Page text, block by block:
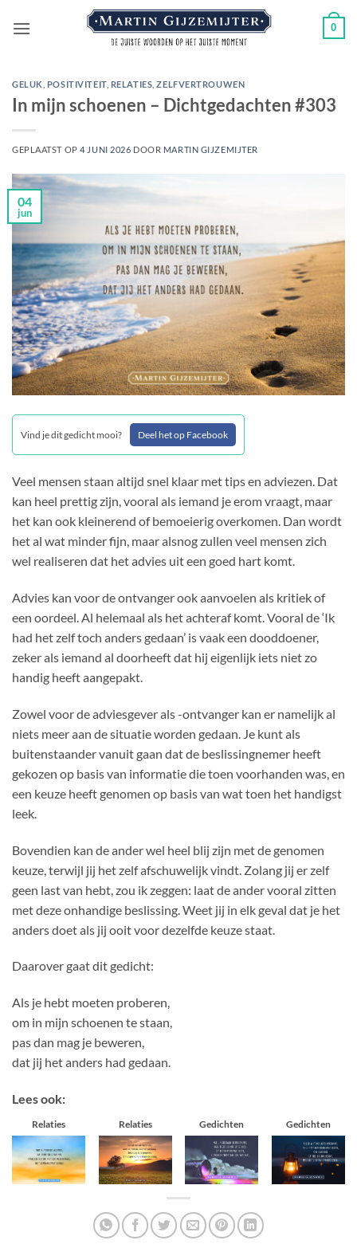
naar
0
GELUK POSITIVITEIT, RELATIES ,ZELFVERTROUWEN
In mijn schoenen – Dichtgedachten #303
GEPLAATST OP4 JUNI 2026 DOOR MARTIN GIJZEMIJTER
04
jun
Vind je dit gedicht mooi? Deel het op Facebook
Veel mensen staan altijd snel klaar met tips en adviezen. Dat
kan heel prettig zijn, vooral als iemand je erom vraagt, maar
het kan ook kleinerend of bemoeierig overkomen. Dan wordt
het al wat minder fijn, maar alsnog zullen veel mensen zich
wel realiseren dat het advies uit een goed hart komt.
Advies kan voor de ontvanger ook aanvoelen als kritiek of
een oordeel. Al helemaal als het achteraf komt. Vooral de ‘Ik
had het zelf toch anders gedaan’ is vaak een dooddoener,
zeker als iemand al doorheeft dat hij eigenlijk iets niet zo
handig heeft aangepakt.
Zowel voor de adviesgever als -ontvanger kan er namelijk al
niets meer aan de situatie worden gedaan. Je kunt als
buitenstaander vanuit gaan dat de beslissingnemer heeft
gekozen op basis van informatie die toen voorhanden was, en
een keuze heeft genomen op basis van wat toen het handigst
leek.
Bovendien kan de ander wel heel blij zijn met de genomen
keuze, terwijl jij het zelf afschuwelijk vindt. Zolang jij er zelf
geen last van hebt, zou ik zeggen: laat de ander vooral zitten
met deze onhandige beslissing. Weet jij in elk geval dat je het
anders doet als jij ooit voor dezelfde keuze staat.
Daarover gaat dit gedicht:
Als je hebt moeten proberen,
om in mijn schoenen te staan,
pas dan mag je beweren,
dat jij het anders had gedaan.
Lees ook:
Relaties Relaties Gedichten Gedichten